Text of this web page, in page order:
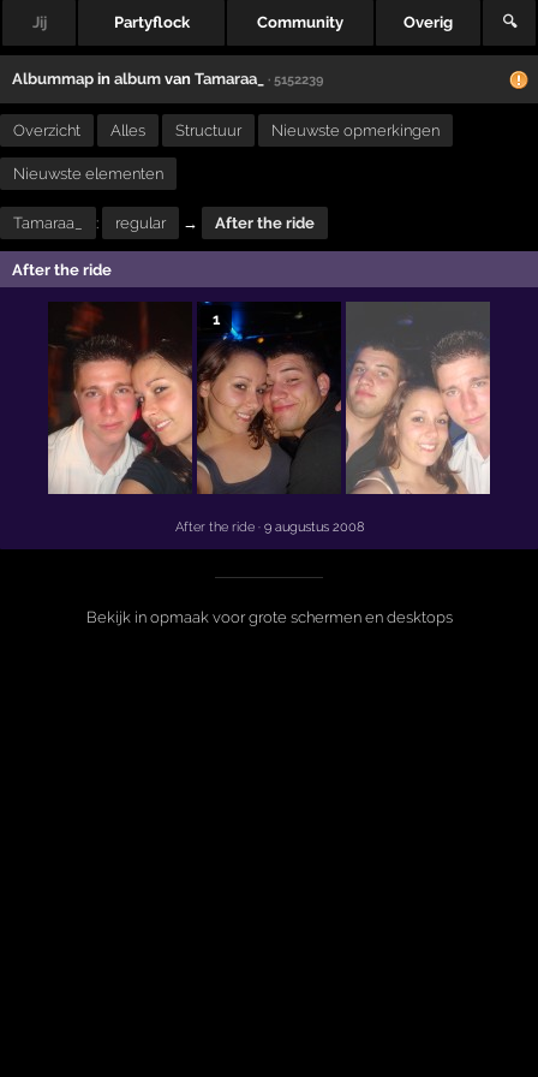
Jij Partyflock Community Overig 🔍
Albummap inalbum vanTamaraa_ · 5152239
Overzicht Alles Structuur Nieuwste opmerkingen
Nieuwste elementen
Tamaraa_ : regular → After the ride
After the ride
1
After the ride· 9 augustus 2008
Bekijk in opmaak voor grote schermen en desktops